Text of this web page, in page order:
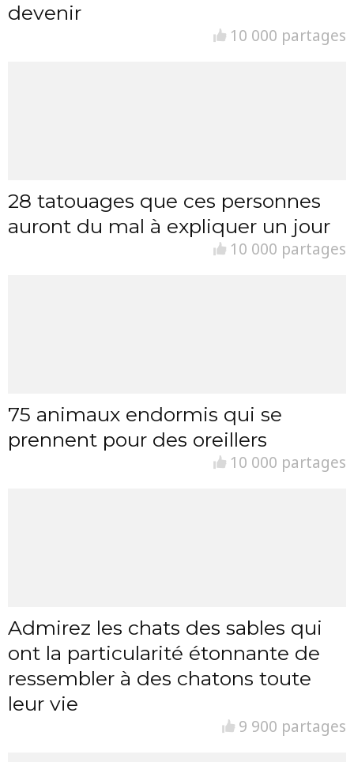
devenir
10 000 partages
28 tatouages que ces personnes
auront du mal à expliquer un jour
10 000 partages
75 animaux endormis qui se
prennent pour des oreillers
10 000 partages
Admirez les chats des sables qui
ont la particularité étonnante de
ressembler à des chatons toute
leur vie
9 900 partages